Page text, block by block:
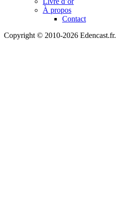
À propos
Contact
Copyright © 2010-2026 Edencast.fr.